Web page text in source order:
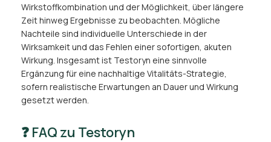
Wirkstoffkombination und der Möglichkeit, über längere
Zeit hinweg Ergebnisse zu beobachten. Mögliche
Nachteile sind individuelle Unterschiede in der
Wirksamkeit und das Fehlen einer sofortigen, akuten
Wirkung. Insgesamt ist Testoryn eine sinnvolle
Ergänzung für eine nachhaltige Vitalitäts-Strategie,
sofern realistische Erwartungen an Dauer und Wirkung
gesetzt werden.
❓ FAQ zu Testoryn